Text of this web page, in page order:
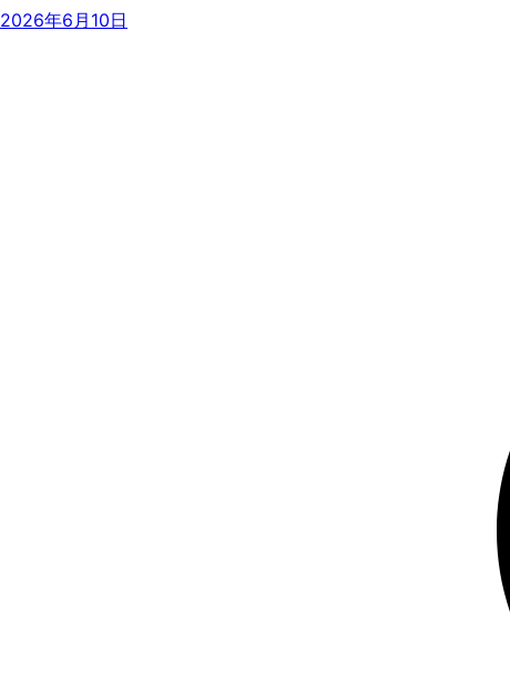
2026年6月10日